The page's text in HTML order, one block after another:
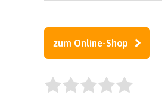
zum Online-Shop
Rate this item: